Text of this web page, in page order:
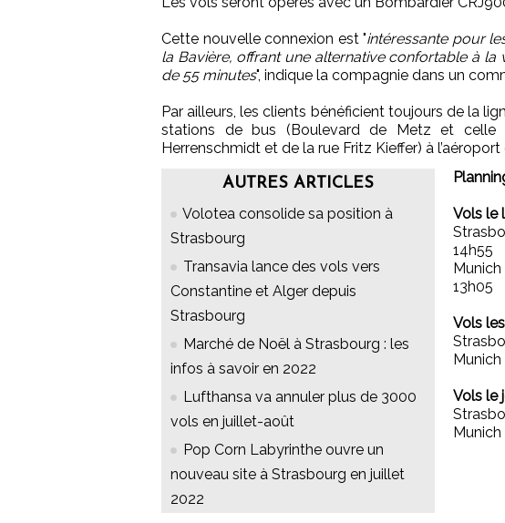
Cette nouvelle connexion est "intéressante pour
la Bavière, offrant une alternative confortable à
de 55 minutes", indique la compagnie dans un
Par ailleurs, les clients bénéficient toujours de la
stations de bus (Boulevard de Metz et celle
Herrenschmidt et de la rue Fritz Kieffer) à
AUTRES ARTICLES
Volotea consolide sa position à
Strasbourg
Transavia lance des vols vers
Constantine et Alger depuis
Strasbourg
Marché de Noël à Strasbourg : les
infos à savoir en 2022
Lufthansa va annuler plus de 3000
vols en juillet-août
Pop Corn Labyrinthe ouvre un
nouveau site à Strasbourg en juillet
2022
Vols le
14h55
13h05
Vols
Vols le